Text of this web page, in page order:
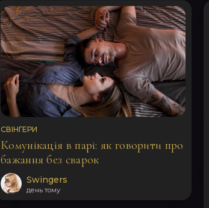
СВІНГЕРИ
Комунікація в парі: як говорити про
бажання без сварок
Swingers
день тому